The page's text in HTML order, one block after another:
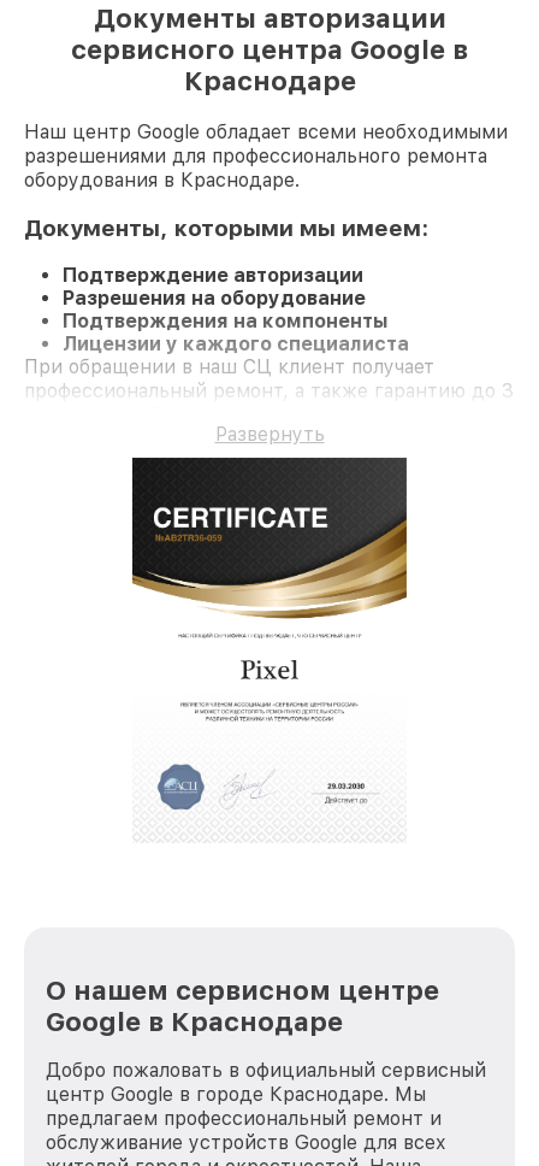
Документы авторизации
сервисного центра Google в
Краснодаре
Наш центр Google обладает всеми необходимыми
разрешениями для профессионального ремонта
оборудования в Краснодаре.
Документы, которыми мы имеем:
Подтверждение авторизации
Разрешения на оборудование
Подтверждения на компоненты
Лицензии у каждого специалиста
При обращении в наш СЦ клиент получает
профессиональный ремонт, а также гарантию до 3
Развернуть
О нашем сервисном центре
Google в Краснодаре
Добро пожаловать в официальный сервисный
центр Google в городе Краснодаре. Мы
предлагаем профессиональный ремонт и
обслуживание устройств Google для всех